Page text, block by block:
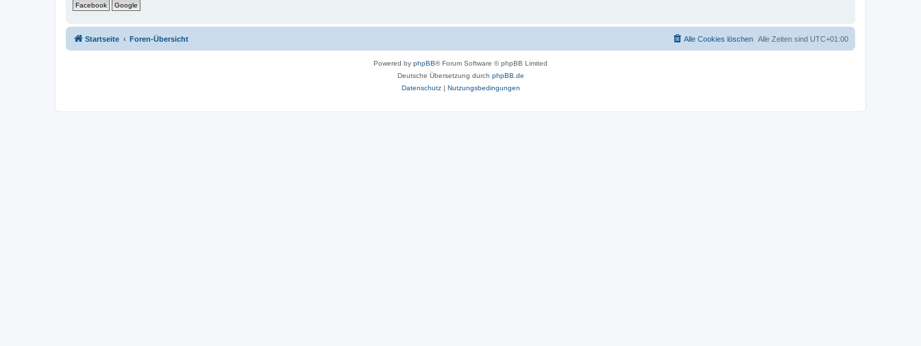
Facebook Google
Startseite Foren-Übersicht Alle Zeiten sind UTC+01:00
Alle Cookies löschen
Powered by phpBB® Forum Software © phpBB Limited
Deutsche Übersetzung durch phpBB.de
Datenschutz| Nutzungsbedingungen